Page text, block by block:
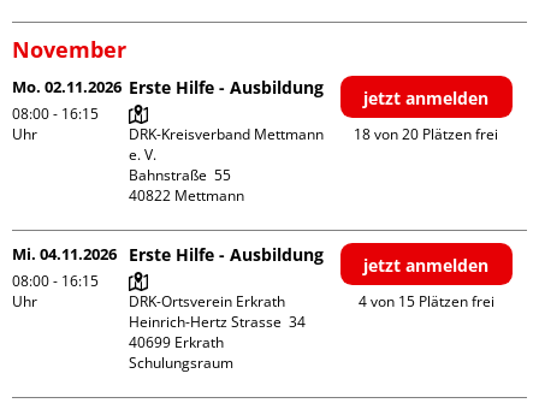
November
Mo. 02.11.2026
08:00 - 16:15
Uhr
Erste Hilfe - Ausbildung
DRK-Kreisverband Mettmann
e. V.
Bahnstraße  55
jetzt anmelden
18 von 20 Plätzen frei
Mi. 04.11.2026
08:00 - 16:15
Uhr
Erste Hilfe - Ausbildung
DRK-Ortsverein Erkrath
Heinrich-Hertz Strasse  34
40699 Erkrath
Schulungsraum
jetzt anmelden
4 von 15 Plätzen frei